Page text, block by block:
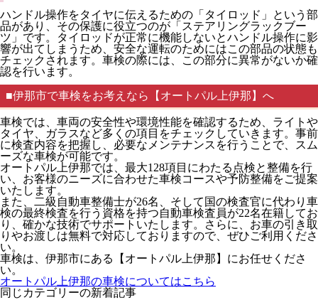
ハンドル操作をタイヤに伝えるための「タイロッド」という部
品があり、その保護に役立つのが「ステアリングラックブー
ツ」です。タイロッドが正常に機能しないとハンドル操作に影
響が出てしまうため、安全な運転のためにはこの部品の状態も
チェックされます。車検の際には、この部分に異常がないか確
認を行います。
■伊那市で車検をお考えなら【オートパル上伊那】へ
車検では、車両の安全性や環境性能を確認するため、ライトや
タイヤ、ガラスなど多くの項目をチェックしていきます。事前
に検査内容を把握し、必要なメンテナンスを行うことで、スム
ーズな車検が可能です。
オートパル上伊那では、最大128項目にわたる点検と整備を行
い、お客様のニーズに合わせた車検コースや予防整備をご提案
いたします。
また、二級自動車整備士が26名、そして国の検査官に代わり車
検の最終検査を行う資格を持つ自動車検査員が22名在籍してお
り、確かな技術でサポートいたします。さらに、お車の引き取
りやお渡しは無料で対応しておりますので、ぜひご利用くださ
い。
車検は、伊那市にある【オートパル上伊那】にお任せくださ
い。
オートパル上伊那の車検についてはこちら
同じカテゴリーの新着記事